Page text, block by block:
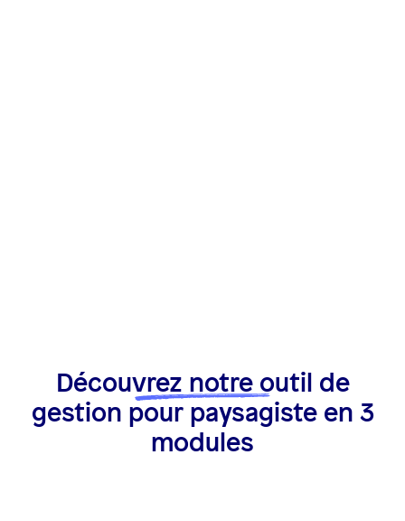
Découvrez notre outil de
gestion pour paysagiste en 3
modules